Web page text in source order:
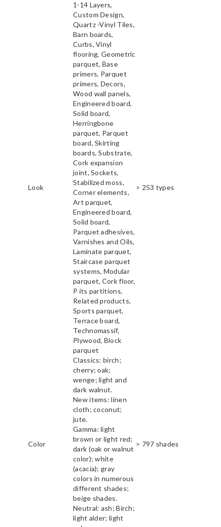
1-14 Layers,
Custom Design,
Look
Quartz -Vinyl Tiles,
Barn boards,
Curbs, Vinyl
flooring, Geometric
parquet, Base
primers, Parquet
primers, Decors,
Wood wall panels,
Engineered board,
Solid board,
Herringbone
parquet, Parquet
board, Skirting
boards, Substrate,
Cork expansion
joint, Sockets,
Stabilized moss,
Corner elements,
Art parquet,
Engineered board,
Solid board,
Parquet adhesives,
Varnishes and Oils,
Laminate parquet,
Staircase parquet
systems, Modular
parquet, Cork floor,
P its partitions,
Related products,
Sports parquet,
Terrace board,
Technomassif,
Plywood, Block
parquet
> 253 types
Color
Classics: birch;
cherry; oak;
wenge; light and
dark walnut.
New items: linen
cloth; coconut;
jute.
Gamma: light
brown or light red;
dark (oak or walnut
color); white
(acacia); gray
colors in numerous
different shades;
beige shades.
Neutral: ash; Birch;
light alder; light
> 797 shades